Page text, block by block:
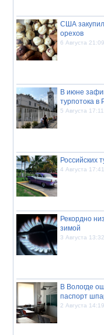
США
орехов
6 Августа 21:09
В июне
турпотока в
5 Августа 17:11
Российских
4 Августа 17:41
Рекордно
зимой
3 Августа 13:32
В Вологде
паспорт
2 Августа 14:19